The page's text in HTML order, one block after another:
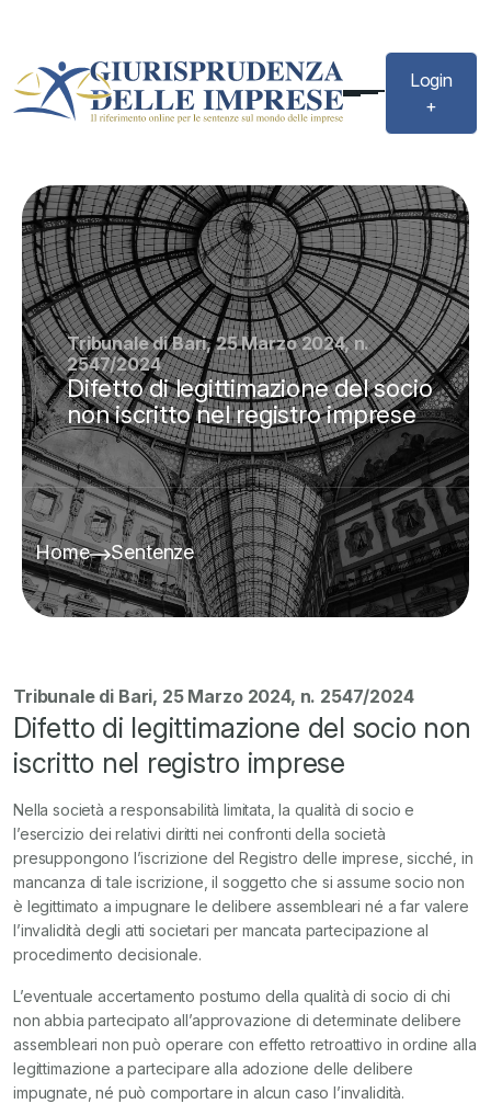
Login
+
Tribunale di Bari, 25 Marzo 2024, n.
2547/2024
Difetto di legittimazione del socio
non iscritto nel registro imprese
Home Sentenze
Tribunale di Bari, 25 Marzo 2024, n. 2547/2024
Difetto di legittimazione del socio non
iscritto nel registro imprese
Nella società a responsabilità limitata, la qualità di socio e
l’esercizio dei relativi diritti nei confronti della società
presuppongono l’iscrizione del Registro delle imprese, sicché, in
mancanza di tale iscrizione, il soggetto che si assume socio non
è legittimato a impugnare le delibere assembleari né a far valere
l’invalidità degli atti societari per mancata partecipazione al
procedimento decisionale.
L’eventuale accertamento postumo della qualità di socio di chi
non abbia partecipato all’approvazione di determinate delibere
assembleari non può operare con effetto retroattivo in ordine alla
legittimazione a partecipare alla adozione delle delibere
impugnate, né può comportare in alcun caso l’invalidità.